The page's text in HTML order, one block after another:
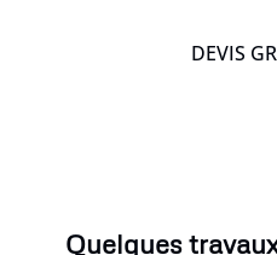
DEVIS
Quelques